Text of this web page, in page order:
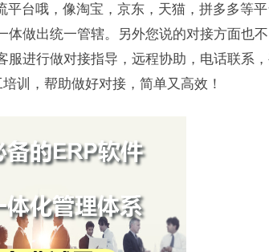
平台哦，像淘宝，京东，天猫，拼多多等
做出统一管辖。另外您说的对接方面也
服进行做对接指导，远程协助，电话联系
训，帮助做好对接，简单又高效！